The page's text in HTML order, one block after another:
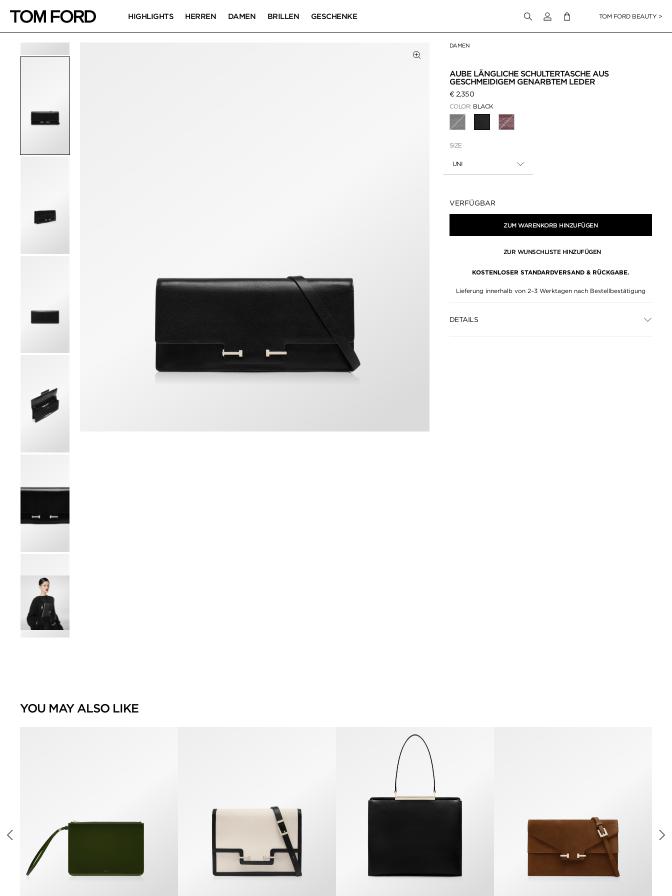
HIGHLIGHTS HERREN DAMEN BRILLEN GESCHENKE Melden Sie sich bei Ihrem Konto an
TOM FORD BEAUTY >
PRODUKTBILDER DAMEN
AUBE LÄNGLICHE SCHULTERTASCHE AUS
GESCHMEIDIGEM GENARBTEM LEDER
€ 2,350
COLOR: BLACK
AUSGEWÄHLT
SIZE
UNI
Verfügbarkeit:
VERFÜGBAR
ZUM WARENKORB HINZUFÜGEN
ZUR WUNSCHLISTE HINZUFÜGEN
KOSTENLOSER STANDARDVERSAND & RÜCKGABE.
Lieferung innerhalb von 2–3 Werktagen nach Bestellbestätigung
DETAILS
YOU MAY ALSO LIKE